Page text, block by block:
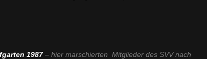
1987– hier marschierten Mitglieder des SVV nach